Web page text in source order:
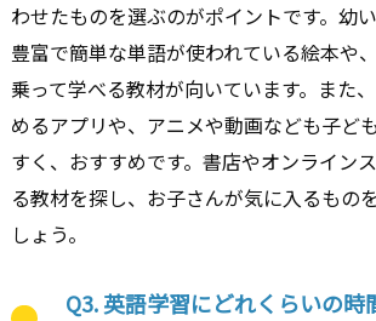
わせたものを選ぶのがポイントです。幼
豊富で簡単な単語が使われている絵本や
乗って学べる教材が向いています。また
めるアプリや、アニメや動画なども子ど
すく、おすすめです。書店やオンライン
る教材を探し、お子さんが気に入るもの
しょう。
Q3. 英語学習にどれくらいの時